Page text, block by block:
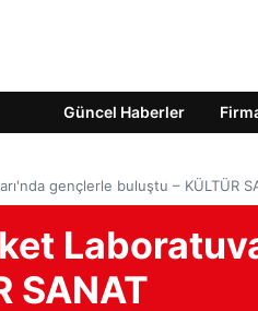
Güncel Haberler
gençlerle buluştu – KÜLTÜR
SANAT